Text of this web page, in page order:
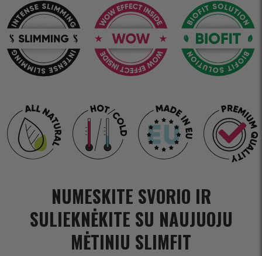
NUMESKITE SVORIO IR
SULIEKNĖKITE SU NAUJUOJU
MĖTINIU SLIMFIT